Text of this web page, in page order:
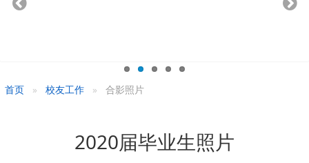
首页 校友工作 合影照片
2020届毕业生照片